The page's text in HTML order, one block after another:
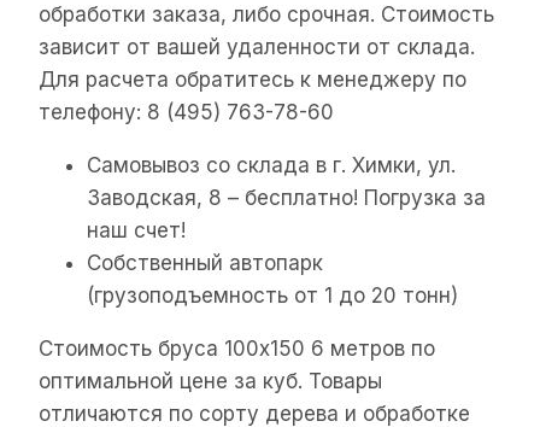
обработки заказа, либо срочная. Стоимость
зависит от вашей удаленности от склада.
Для расчета обратитесь к менеджеру по
телефону: 8 (495) 763-78-60
Самовывоз со склада в г. Химки, ул.
Заводская, 8 – бесплатно! Погрузка за
наш счет!
Собственный автопарк
(грузоподъемность от 1 до 20 тонн)
Стоимость бруса 100х150 6 метров по
оптимальной цене за куб. Товары
отличаются по сорту дерева и обработке